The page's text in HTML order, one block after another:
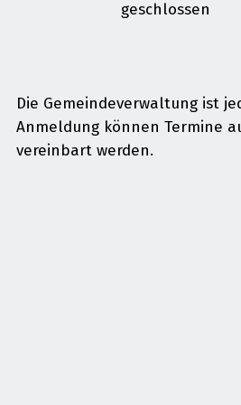
geschlossen
Die Gemeindeverwaltung ist
Anmeldung können Termine
vereinbart werden.